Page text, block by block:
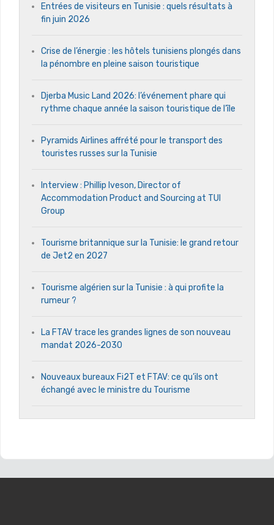
Entrées de visiteurs en Tunisie : quels résultats à
fin juin 2026
Crise de l’énergie : les hôtels tunisiens plongés dans
la pénombre en pleine saison touristique
Djerba Music Land 2026: l’événement phare qui
rythme chaque année la saison touristique de l’île
Pyramids Airlines affrété pour le transport des
touristes russes sur la Tunisie
Interview : Phillip Iveson, Director of
Accommodation Product and Sourcing at TUI
Group
Tourisme britannique sur la Tunisie: le grand retour
de Jet2 en 2027
Tourisme algérien sur la Tunisie : à qui profite la
rumeur ?
La FTAV trace les grandes lignes de son nouveau
mandat 2026-2030
Nouveaux bureaux Fi2T et FTAV: ce qu’ils ont
échangé avec le ministre du Tourisme